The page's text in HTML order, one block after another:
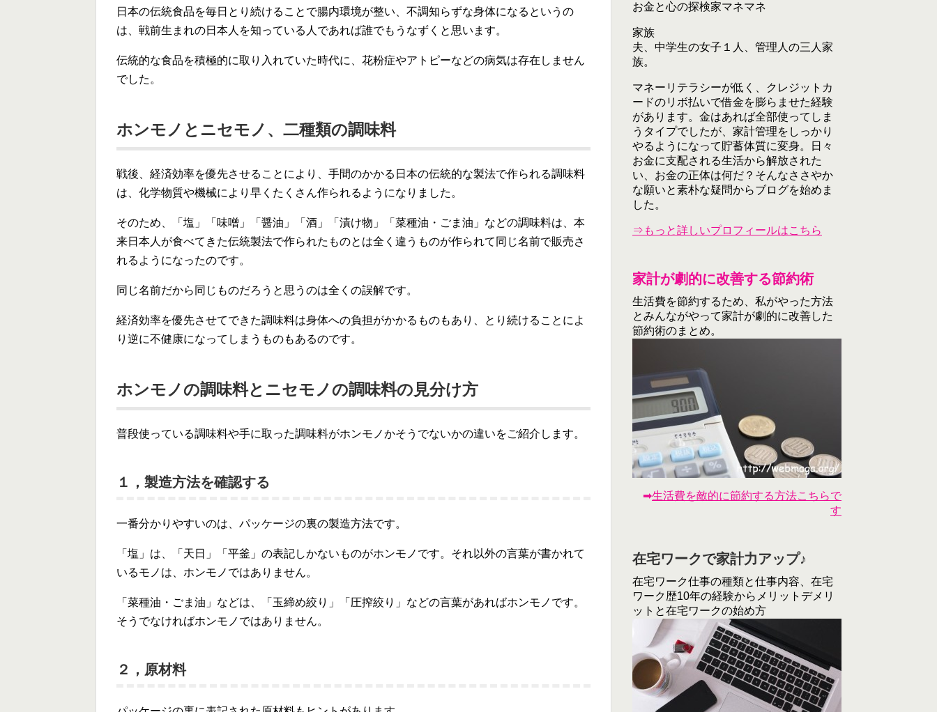
日本の伝統食品を毎日とり続けることで腸内環境が整い、不調知らずな身体になるというの
は、戦前生まれの日本人を知っている人であれば誰でもうなずくと思います。
伝統的な食品を積極的に取り入れていた時代に、花粉症やアトピーなどの病気は存在しません
でした。
ホンモノとニセモノ、二種類の調味料
戦後、経済効率を優先させることにより、手間のかかる日本の伝統的な製法で作られる調味料
は、化学物質や機械により早くたくさん作られるようになりました。
そのため、「塩」「味噌」「醤油」「酒」「漬け物」「菜種油・ごま油」などの調味料は、本
来日本人が食べてきた伝統製法で作られたものとは全く違うものが作られて同じ名前で販売さ
れるようになったのです。
同じ名前だから同じものだろうと思うのは全くの誤解です。
経済効率を優先させてできた調味料は身体への負担がかかるものもあり、とり続けることによ
り逆に不健康になってしまうものもあるのです。
ホンモノの調味料とニセモノの調味料の見分け方
普段使っている調味料や手に取った調味料がホンモノかそうでないかの違いをご紹介します。
１，製造方法を確認する
一番分かりやすいのは、パッケージの裏の製造方法です。
「塩」は、「天日」「平釜」の表記しかないものがホンモノです。それ以外の言葉が書かれて
いるモノは、ホンモノではありません。
「菜種油・ごま油」などは、「玉締め絞り」「圧搾絞り」などの言葉があればホンモノです。
そうでなければホンモノではありません。
２，原材料
お金と心の探検家マネマネ
家族
夫、中学生の女子１人、管理人の三人家
族。
マネーリテラシーが低く、クレジットカ
ードのリボ払いで借金を膨らませた経験
があります。金はあれば全部使ってしま
うタイプでしたが、家計管理をしっかり
やるようになって貯蓄体質に変身。日々
お金に支配される生活から解放された
い、お金の正体は何だ？そんなささやか
な願いと素朴な疑問からブログを始めま
した。
⇒もっと詳しいプロフィールはこちら
家計が劇的に改善する節約術
生活費を節約するため、私がやった方法
とみんながやって家計が劇的に改善した
節約術のまとめ。
➡生活費を敵的に節約する方法こちらで
す
在宅ワークで家計力アップ♪
在宅ワーク仕事の種類と仕事内容、在宅
ワーク歴10年の経験からメリットデメリ
ットと在宅ワークの始め方